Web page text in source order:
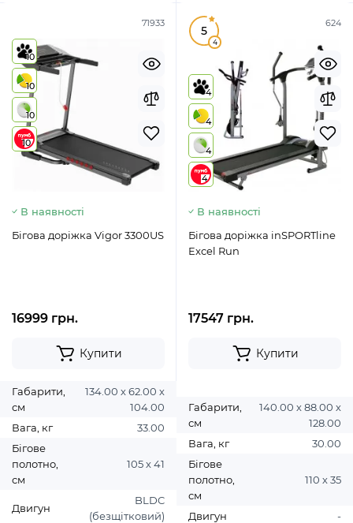
71933
10
10
10
10
В наявності
Бігова доріжка Vigor 3300US
16999 грн.
Купити
Габарити,
см
134.00 х 62.00 х
104.00
Вага, кг
33.00
Бігове
полотно,
см
105 х 41
Двигун
BLDC
(безщітковий)
624
5
4
4
4
4
4
В наявності
Бігова доріжка inSPORTline
Excel Run
17547 грн.
Купити
Габарити,
см
140.00 х 88.00 х
128.00
Вага, кг
30.00
Бігове
полотно,
см
110 х 35
Двигун
-